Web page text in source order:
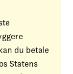
du betale
Statens